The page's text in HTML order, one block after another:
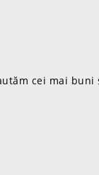
cei mai